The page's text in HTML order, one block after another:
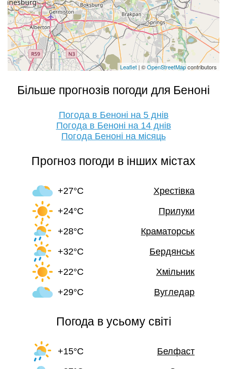
Leaflet | ©OpenStreetMapcontributors
Більше прогнозів погоди для Беноні
Погода в Беноні на 5 днів
Погода в Беноні на 14 днів
Погода Беноні на місяць
Прогноз погоди в інших містах
+27°C
Хрестівка
+24°C
Прилуки
+28°C
Краматорськ
+32°C
Бердянськ
+22°C
Хмільник
+29°C
Вугледар
Погода в усьому світі
+15°C
Белфаст